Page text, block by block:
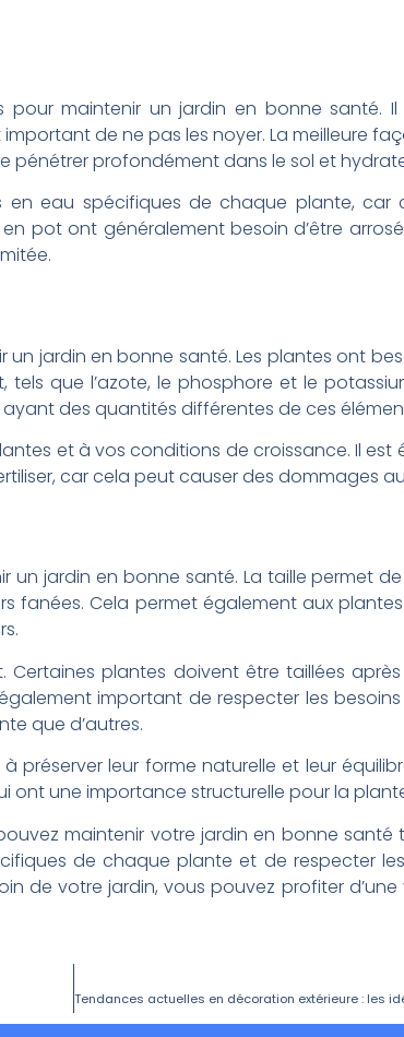
pour maintenir un jardin en bonne santé.
de ne pas les noyer. La meilleure
pénétrer profondément dans le sol et
eau spécifiques de chaque plante, car
pot ont généralement besoin d’être
jardin en bonne santé. Les plantes ont
que l’azote, le phosphore et le
des quantités différentes de ces
et à vos conditions de croissance. Il
car cela peut causer des dommages
jardin en bonne santé. La taille permet
fanées. Cela permet également aux
plantes doivent être taillées
important de respecter les
que d’autres.
préserver leur forme naturelle et leur
ont une importance structurelle pour la
maintenir votre jardin en bonne santé
de chaque plante et de respecter
de votre jardin, vous pouvez profiter